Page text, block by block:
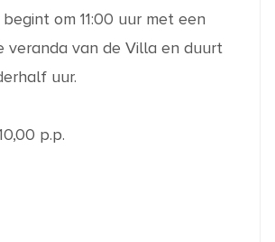
om 11:00 uur met een
veranda van de Villa en duurt
uur.
p.p.